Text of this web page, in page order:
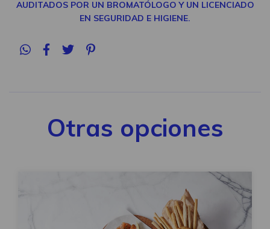
AUDITADOS POR UN BROMATÓLOGO Y UN LICENCIADO
EN SEGURIDAD E HIGIENE.
Otras opciones